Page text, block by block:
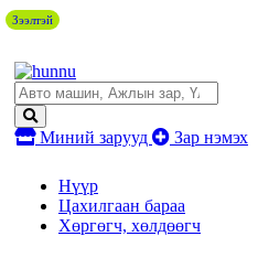
Миний зарууд Зар нэмэх
Нүүр
Цахилгаан бараа
Хөргөгч, хөлдөөгч
Зээлтэй